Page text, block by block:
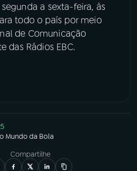
a sexta-feira, às
todo o país por meio
de Comunicação
das Rádios EBC.
Mundo da Bola
Compartilhe